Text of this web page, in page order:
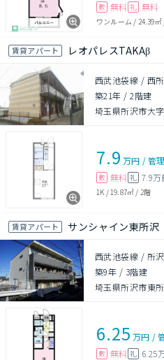
敷 無料 礼 無料
ワンルーム / 24.39㎡
賃貸アパート レオパレスTAKAβ
西武池袋線 / 西
築21年 /2階建
埼玉県所沢市大
7.9 万円 /管
敷 無料 礼 7.9万
1K / 19.87㎡ / 2階
賃貸アパート サンシャイン東所沢
西武池袋線 / 所
築9年 / 3階建
埼玉県所沢市東
6.25 万円 /
敷 無料 礼 6.25